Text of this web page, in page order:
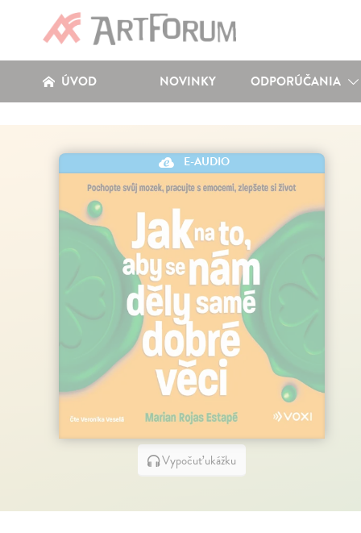
ÚVOD NOVINKY ODPORÚČANIA
E-AUDIO
Vypočuť ukážku